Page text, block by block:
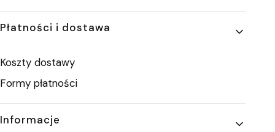
Płatności i dostawa
Koszty dostawy
Formy płatności
Informacje